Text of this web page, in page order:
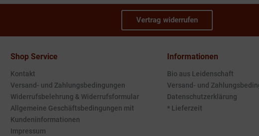
Vertrag widerrufen
Shop Service
Kontakt
Versand- und Zahlungsbedingungen
Widerrufsbelehrung & Widerrufsformular
Allgemeine Geschäftsbedingungen mit
Kundeninformationen
Impressum
Informationen
Bio aus Leidenschaft
Versand- und
Datenschutzerklärung
* Lieferzeit